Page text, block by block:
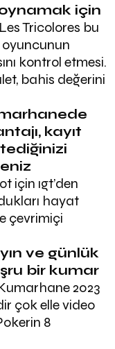
için
Les Tricolores bu
kontrol etmesi.
bahis değerini
kayıt
için ıgt’den
hayat
çevrimiçi
ve günlük
bir kumar
2023
çok elle video
8